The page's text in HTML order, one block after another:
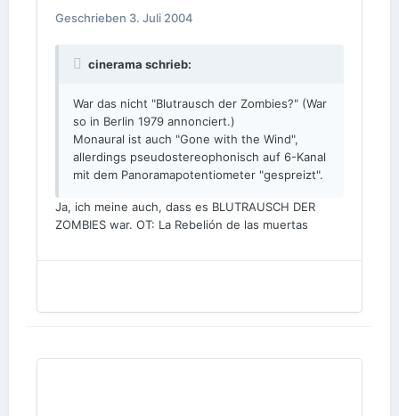
Geschrieben 3. Juli 2004
cinerama schrieb:
War das nicht "Blutrausch der Zombies?" (War
so in Berlin 1979 annonciert.)
Monaural ist auch "Gone with the Wind",
allerdings pseudostereophonisch auf 6-Kanal
mit dem Panoramapotentiometer "gespreizt".
Ja, ich meine auch, dass es BLUTRAUSCH DER
ZOMBIES war. OT: La Rebelión de las muertas